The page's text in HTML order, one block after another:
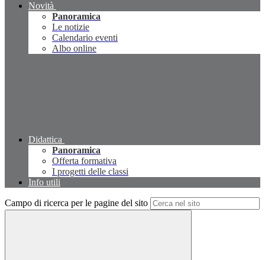
Novità
Panoramica
Le notizie
Calendario eventi
Albo online
Didattica
Panoramica
Offerta formativa
I progetti delle classi
Info utili
Campo di ricerca per le pagine del sito